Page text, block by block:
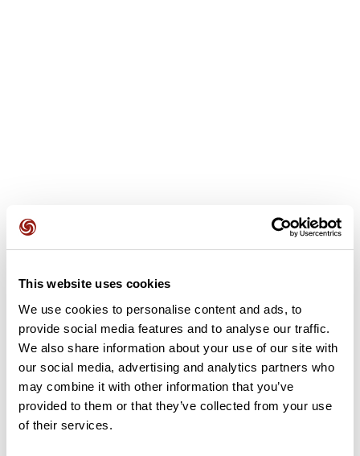
This website uses cookies
We use cookies to personalise content and ads, to
provide social media features and to analyse our traffic.
We also share information about your use of our site with
our social media, advertising and analytics partners who
may combine it with other information that you’ve
provided to them or that they’ve collected from your use
of their services.
Avis des utilisateurs
Soyez le premier à ajouter un avis !
Ajouter un avis
Résumé